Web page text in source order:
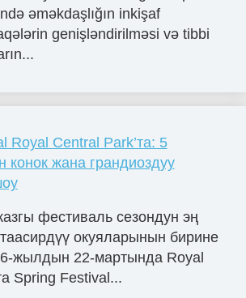
əməkdaşlığın inkişaf
genişləndirilməsi və tibbi
Royal Central Park’та: 5
конок жана грандиоздуу
фестиваль сезондун эң
окуяларынын бирине
жылдын 22-мартында Royal
Spring Festival...